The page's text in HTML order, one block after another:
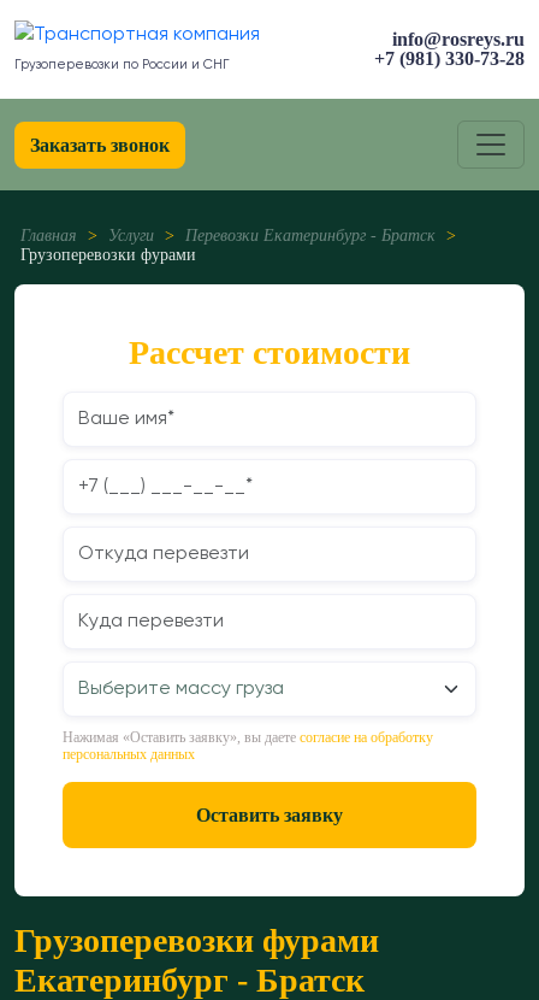
Грузоперевозки по России и СНГ
info@rosreys.ru
+7 (981) 330-73-28
Заказать звонок
Главная > Услуги > Перевозки Екатеринбург - Братск
>
Грузоперевозки фурами
Грузоперевозки фурами
Екатеринбург - Братск
Рассчет стоимости
Нажимая «Оставить заявку», вы даете согласие на обработку
персональных данных
Оставить заявку